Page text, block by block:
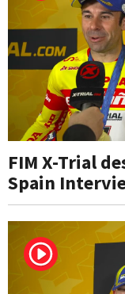
FIM X-Trial
Spain